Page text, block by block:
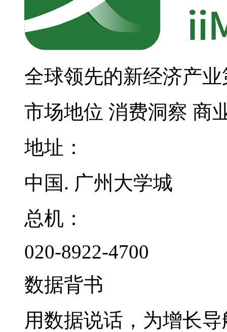
全球领先的新经济产
市场地位 消费洞察 商
地址：
中国. 广州大学城
总机：
020-8922-4700
数据背书
用数据说话，为增长导